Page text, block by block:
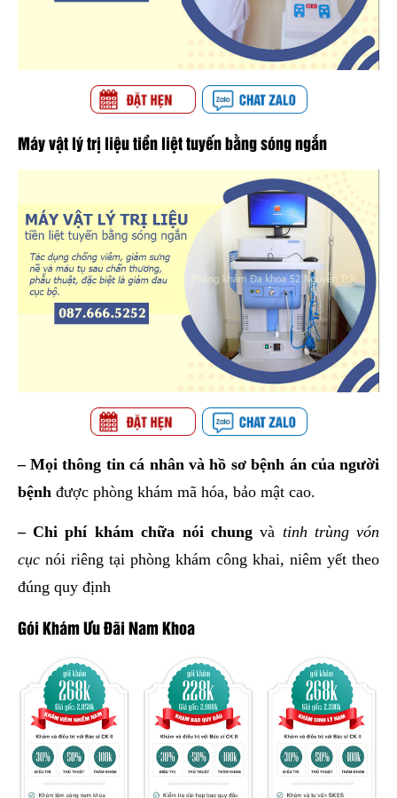
Máy vật lý trị liệu tiền liệt tuyến bằng sóng ngắn
– Mọi thông tin cá nhân và hồ sơ bệnh án của người
bệnhđược phòng khám mã hóa, bảo mật cao.
– Chi phí khám chữa nói chungvà tinh trùng vón
cụcnói riêng tại phòng khám công khai, niêm yết theo
đúng quy định
Gói Khám Ưu Đãi Nam Khoa